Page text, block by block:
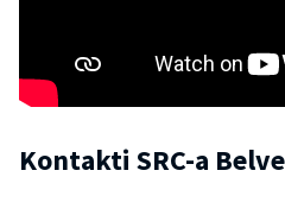
Kontakti SRC-a